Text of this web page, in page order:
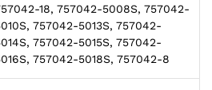
18, 757042-5008S, 757042-
757042-5013S, 757042-
757042-5015S, 757042-
757042-5018S, 757042-8